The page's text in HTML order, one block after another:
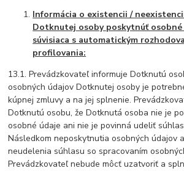
Informácia o existencii /
Dotknutej osoby poskytnúť osobné
súvisiaca s automatickým
profilovania:
13.1. Prevádzkovateľ informuje Dotknutú
osobných údajov Dotknutej osoby je
kúpnej zmluvy a na jej splnenie.
Dotknutú osobu, že Dotknutá osoba nie je
osobné údaje ani nie je povinná udeliť
Následkom neposkytnutia osobných údajov
neudelenia súhlasu so spracovaním
Prevádzkovateľ nebude môcť uzatvoriť a